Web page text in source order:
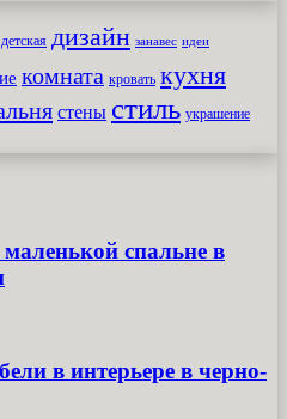
детская дизайн занавес идеи
комната кровать кухня
стены стиль украшение
спальне в
в интерьере в черно-